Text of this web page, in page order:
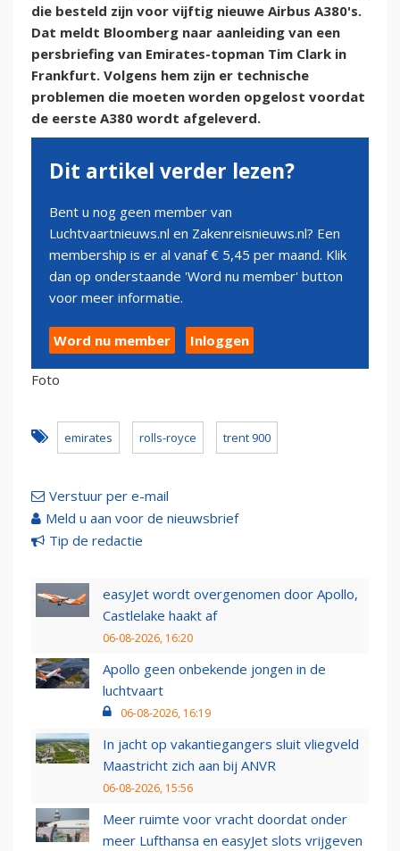
die besteld zijn voor vijftig nieuwe Airbus A380's.
Dat meldt Bloomberg naar aanleiding van een
persbriefing van Emirates-topman Tim Clark in
Frankfurt. Volgens hem zijn er technische
problemen die moeten worden opgelost voordat
de eerste A380 wordt afgeleverd.
Dit artikel verder lezen?
Bent u nog geen member van
Luchtvaartnieuws.nl en Zakenreisnieuws.nl? Een
membership is er al vanaf € 5,45 per maand. Klik
dan op onderstaande 'Word nu member' button
voor meer informatie.
Word nu member Inloggen
Foto
emirates rolls-royce trent 900
Verstuur per e-mail
Meld u aan voor de nieuwsbrief
Tip de redactie
easyJet wordt overgenomen door Apollo,
Castlelake haakt af
06-08-2026, 16:20
Apollo geen onbekende jongen in de
luchtvaart
06-08-2026, 16:19
In jacht op vakantiegangers sluit vliegveld
Maastricht zich aan bij ANVR
06-08-2026, 15:56
Meer ruimte voor vracht doordat onder
meer Lufthansa en easyJet slots vrijgeven